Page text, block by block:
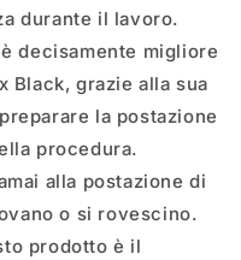
durante il lavoro.
decisamente migliore
Black, grazie alla sua
la postazione
procedura.
alla postazione di
o si rovescino.
prodotto è il